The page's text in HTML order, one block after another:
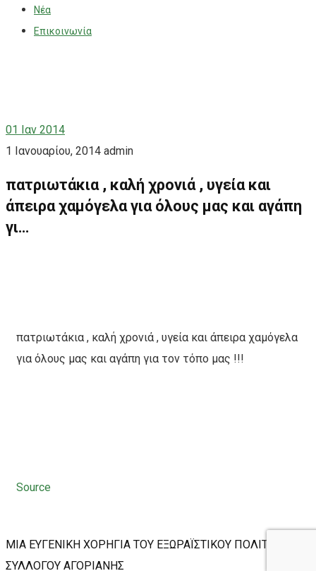
Νέα
Επικοινωνία
01 Ιαν 2014
1 Ιανουαρίου, 2014 admin
πατριωτάκια , καλή χρονιά , υγεία και
άπειρα χαμόγελα για όλους μας και αγάπη
γι…
πατριωτάκια , καλή χρονιά , υγεία και άπειρα χαμόγελα
για όλους μας και αγάπη για τον τόπο μας !!!
Source
ΜΙΑ ΕΥΓΕΝΙΚΗ ΧΟΡΗΓΙΑ ΤΟΥ ΕΞΩΡΑΪΣΤΙΚΟΥ ΠΟΛΙΤΙΣΤΙΚΟΥ
ΣΥΛΛΟΓΟΥ ΑΓΟΡΙΑΝΗΣ